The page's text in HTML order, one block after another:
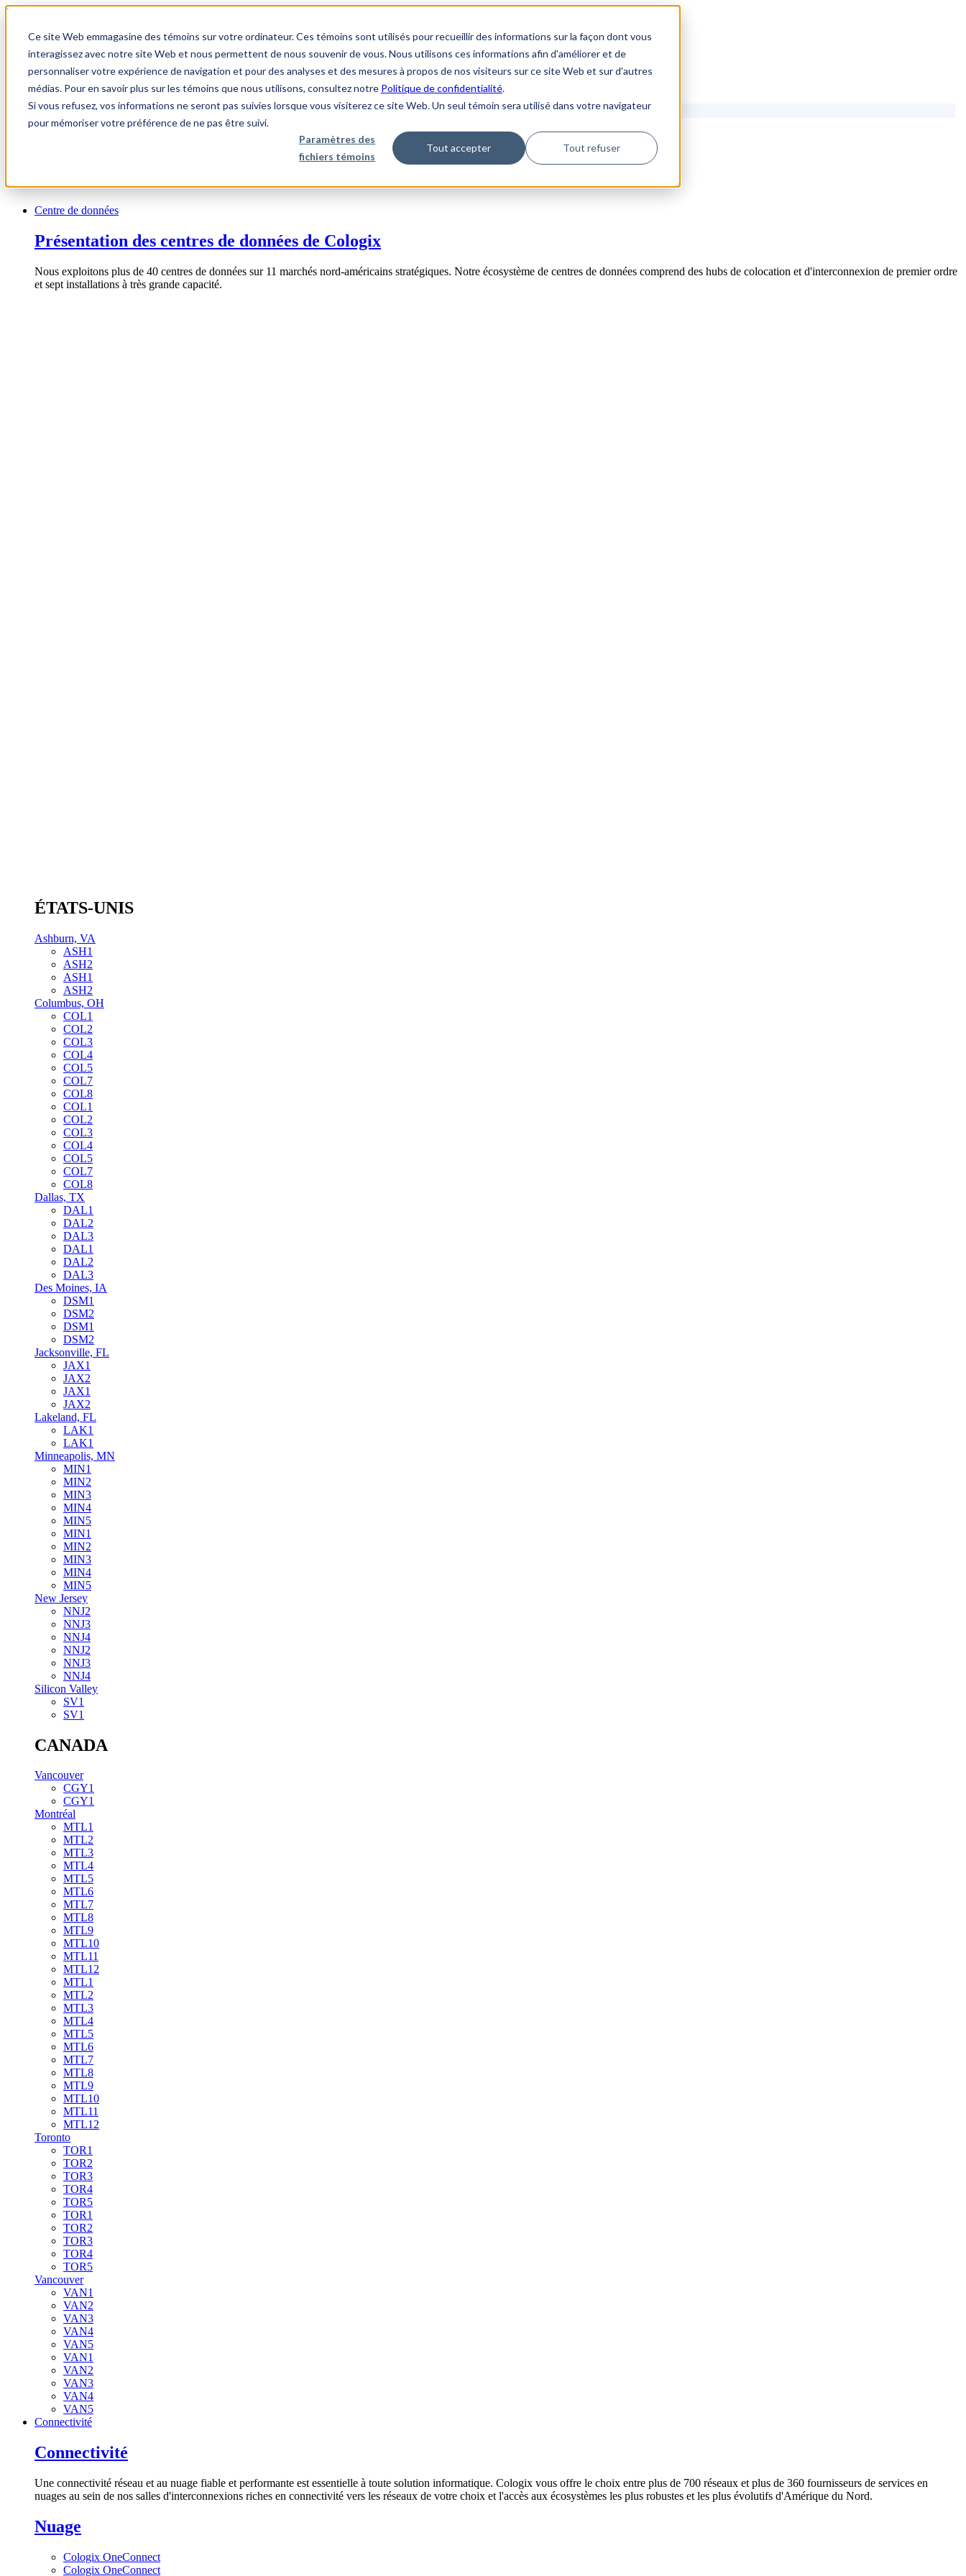
Ce site Web emmagasine des témoins sur votre ordinateur. Ces témoins sont utilisés pour recueillir des informations sur la façon dont vous
interagissez avec notre site Web et nous permettent de nous souvenir de vous. Nous utilisons ces informations afin d'améliorer et de
personnaliser votre expérience de navigation et pour des analyses et des mesures à propos de nos visiteurs sur ce site Web et sur d'autres
médias. Pour en savoir plus sur les témoins que nous utilisons, consultez notre Politique de confidentialité.
Si vous refusez, vos informations ne seront pas suivies lorsque vous visiterez ce site Web. Un seul témoin sera utilisé dans votre navigateur
pour mémoriser votre préférence de ne pas être suivi.
Paramètres des
fichiers témoins
Tout accepter Tout refuser
1.866.931.9661
Login
FR
Centre de données
Présentation des centres de données de Cologix
Nous exploitons plus de 40 centres de données sur 11 marchés nord-américains stratégiques. Notre écosystème de centres de données comprend des hubs de colocation et d'interconnexion de premier ordre
et sept installations à très grande capacité.
ÉTATS-UNIS
Ashburn, VA
ASH1
ASH2
ASH1
ASH2
Columbus, OH
COL1
COL2
COL3
COL4
COL5
COL7
COL8
COL1
COL2
COL3
COL4
COL5
COL7
COL8
Dallas, TX
DAL1
DAL2
DAL3
DAL1
DAL2
DAL3
Des Moines, IA
DSM1
DSM2
DSM1
DSM2
Jacksonville, FL
JAX1
JAX2
JAX1
JAX2
Lakeland, FL
LAK1
LAK1
Minneapolis, MN
MIN1
MIN2
MIN3
MIN4
MIN5
MIN1
MIN2
MIN3
MIN4
MIN5
New Jersey
NNJ2
NNJ3
NNJ4
NNJ2
NNJ3
NNJ4
Silicon Valley
SV1
SV1
CANADA
Vancouver
CGY1
CGY1
Montréal
MTL1
MTL2
MTL3
MTL4
MTL5
MTL6
MTL7
MTL8
MTL9
MTL10
MTL11
MTL12
MTL1
MTL2
MTL3
MTL4
MTL5
MTL6
MTL7
MTL8
MTL9
MTL10
MTL11
MTL12
Toronto
TOR1
TOR2
TOR3
TOR4
TOR5
TOR1
TOR2
TOR3
TOR4
TOR5
Vancouver
VAN1
VAN2
VAN3
VAN4
VAN5
VAN1
VAN2
VAN3
VAN4
VAN5
Connectivité
Connectivité
Une connectivité réseau et au nuage fiable et performante est essentielle à toute solution informatique. Cologix vous offre le choix entre plus de 700 réseaux et plus de 360 fournisseurs de services en
nuages au sein de nos salles d'interconnexions riches en connectivité vers les réseaux de votre choix et l'accès aux écosystèmes les plus robustes et les plus évolutifs d'Amérique du Nord.
Nuage
Cologix OneConnect
Cologix OneConnect